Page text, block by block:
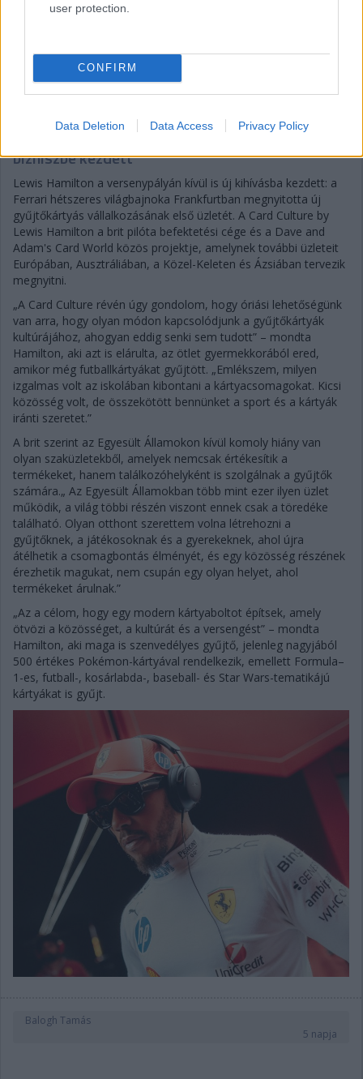
user protection.
CONFIRM
Data Deletion Data Access Privacy Policy
Gellérfi Gergő
Lewis Hamilton régi szenvedélye nyomán új
bizniszbe kezdett
Lewis Hamilton a versenypályán kívül is új kihívásba kezdett: a
Ferrari hétszeres világbajnoka Frankfurtban megnyitotta új
gyűjtőkártyás vállalkozásának első üzletét. A Card Culture by
Lewis Hamilton a brit pilóta befektetési cége és a Dave and
Adam's Card World közös projektje, amelynek további üzleteit
Európában, Ausztráliában, a Közel-Keleten és Ázsiában tervezik
megnyitni.
„A Card Culture révén úgy gondolom, hogy óriási lehetőségünk
van arra, hogy olyan módon kapcsolódjunk a gyűjtőkártyák
kultúrájához, ahogyan eddig senki sem tudott” – mondta
Hamilton, aki azt is elárulta, az ötlet gyermekkorából ered,
amikor még futballkártyákat gyűjtött. „Emlékszem, milyen
izgalmas volt az iskolában kibontani a kártyacsomagokat. Kicsi
közösség volt, de összekötött bennünket a sport és a kártyák
iránti szeretet.”
A brit szerint az Egyesült Államokon kívül komoly hiány van
olyan szaküzletekből, amelyek nemcsak értékesítik a
termékeket, hanem találkozóhelyként is szolgálnak a gyűjtők
számára.„ Az Egyesült Államokban több mint ezer ilyen üzlet
működik, a világ többi részén viszont ennek csak a töredéke
található. Olyan otthont szerettem volna létrehozni a
gyűjtőknek, a játékosoknak és a gyerekeknek, ahol újra
átélhetik a csomagbontás élményét, és egy közösség részének
érezhetik magukat, nem csupán egy olyan helyet, ahol
termékeket árulnak.”
„Az a célom, hogy egy modern kártyaboltot építsek, amely
ötvözi a közösséget, a kultúrát és a versengést” – mondta
Hamilton, aki maga is szenvedélyes gyűjtő, jelenleg nagyjából
500 értékes Pokémon-kártyával rendelkezik, emellett Formula–
1-es, futball-, kosárlabda-, baseball- és Star Wars-tematikájú
kártyákat is gyűjt.
Balogh Tamás
5 napja